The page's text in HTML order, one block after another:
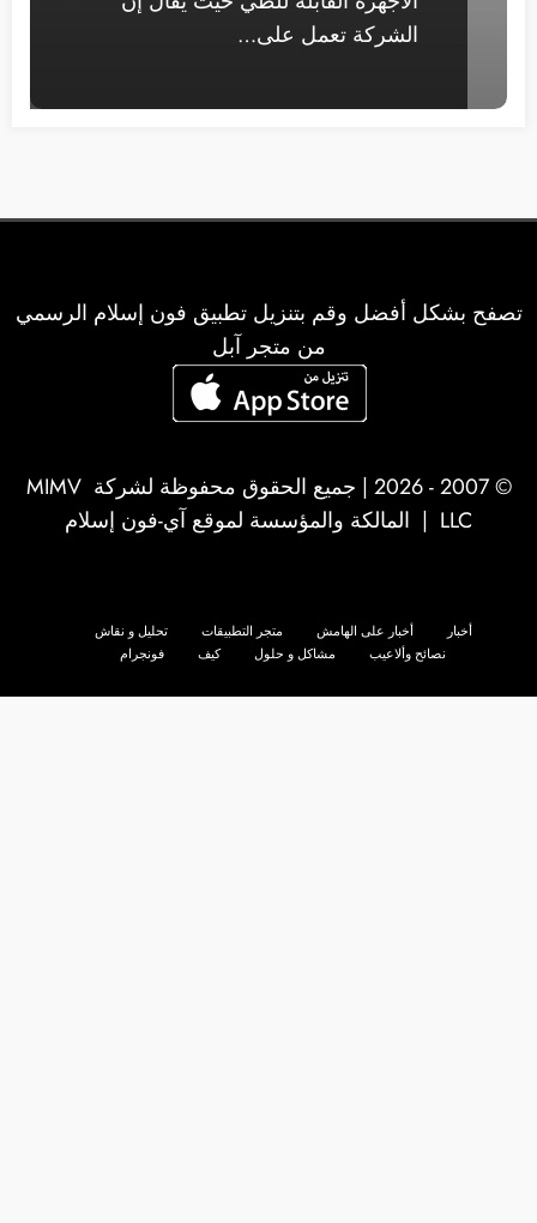
الشركة تعمل على…
تصفح بشكل أفضل وقم بتنزيل تطبيق فون إسلام الرسمي
من متجر آبل
© 2007 - 2026 | جميع الحقوق محفوظة لشركة
MIMV
LLC | المالكة والمؤسسة لموقع آي-فون إسلام
أخبار أخبار على الهامش متجر التطبيقات
تحليل و نقاش
نصائح وألاعيب
مشاكل و حلول كيف فونجرام